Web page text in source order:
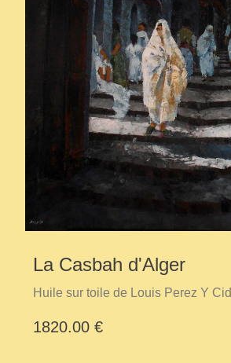
La Casbah d'Alger
Huile sur toile de Louis Perez Y Cid
1820.00 €